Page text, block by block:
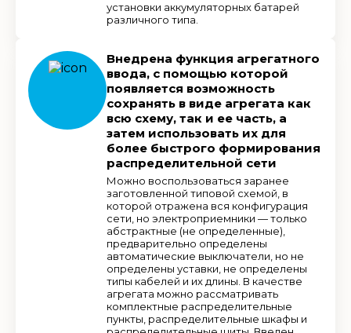
установки аккумуляторных батарей
различного типа.
Внедрена функция агрегатного
ввода, с помощью которой
появляется возможность
сохранять в виде агрегата как
всю схему, так и ее часть, а
затем использовать их для
более быстрого формирования
распределительной сети
Можно воспользоваться заранее
заготовленной типовой схемой, в
которой отражена вся конфигурация
сети, но электроприемники — только
абстрактные (не определенные),
предварительно определены
автоматические выключатели, но не
определены уставки, не определены
типы кабелей и их длины. В качестве
агрегата можно рассматривать
комплектные распределительные
пункты, распределительные шкафы и